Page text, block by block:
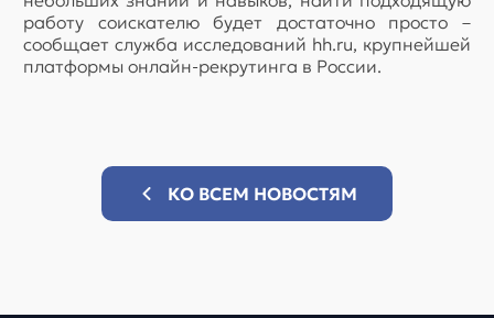
работу соискателю будет достаточно просто –
сообщает служба исследований hh.ru, крупнейшей
платформы онлайн-рекрутинга в России.
КО ВСЕМ НОВОСТЯМ